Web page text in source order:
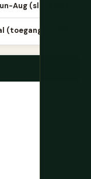
Aug (slechtst)
(toegangscode)